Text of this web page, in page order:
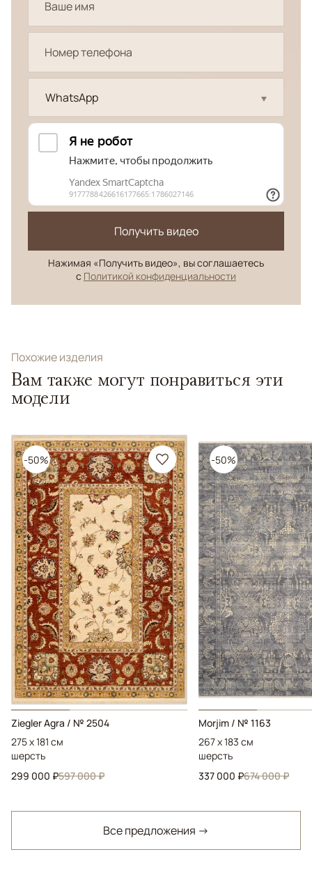
WhatsApp
Получить видео
Нажимая «Получить видео», вы соглашаетесь
с Политикой конфиденциальности
Похожие изделия
Вам также могут понравиться эти
модели
-50%
Ziegler Agra / № 2504
275 x 181 см
шерсть
299 000 ₽597 000 ₽
-50%
Morjim / № 1163
267 x 183 см
шерсть
337 000 ₽674 000 ₽
Все предложения →